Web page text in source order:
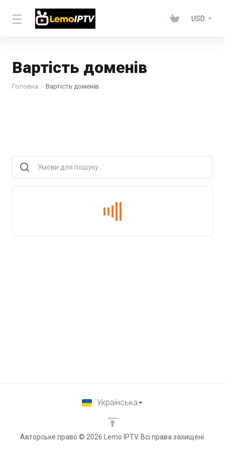
USD
Вартість доменів
Головна Вартість доменів
Авторське право © 2026 Lemo IPTV. Всі права захищені.
Українська